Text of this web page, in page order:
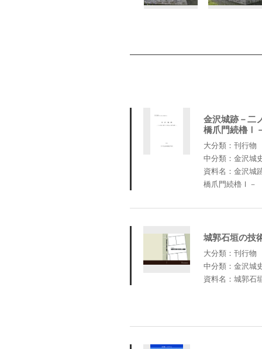
金沢城跡－二
橋爪門続櫓Ⅰ
大分類：刊行物
中分類：金沢城
資料名：金沢城
橋爪門続櫓Ⅰ－
城郭石垣の技
大分類：刊行物
中分類：金沢城
資料名：城郭石